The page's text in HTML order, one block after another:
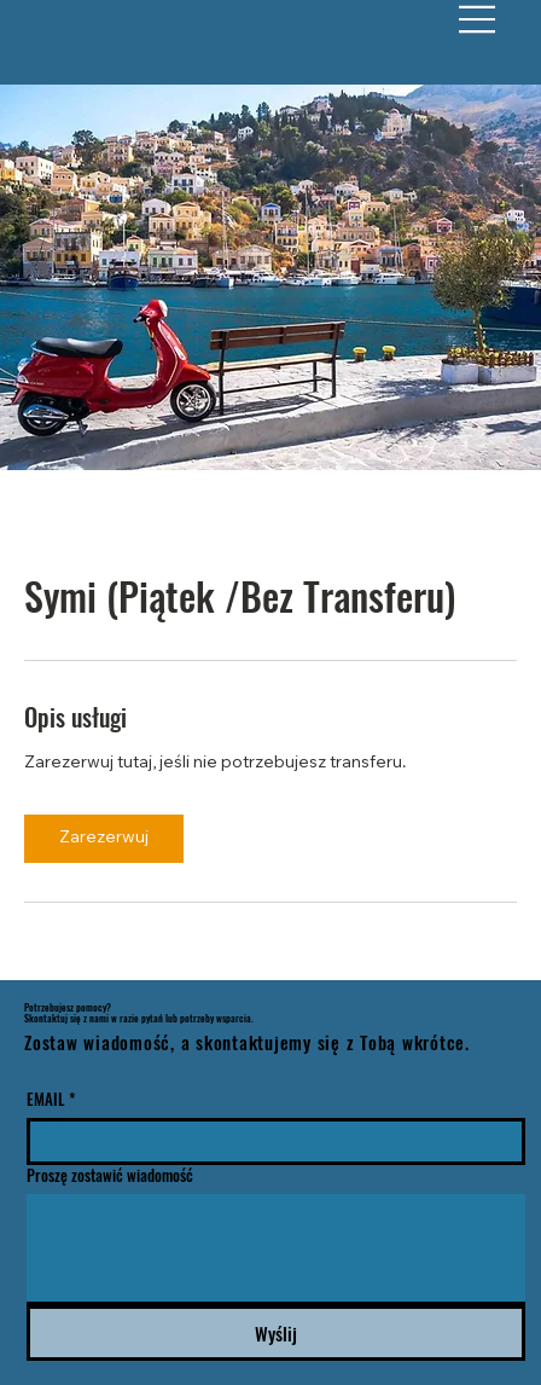
Symi (Piątek /Bez Transferu)
Opis usługi
Zarezerwuj tutaj, jeśli nie potrzebujesz transferu.
Zarezerwuj
Potrzebujesz pomocy?
Skontaktuj się z nami w razie pytań lub potrzeby wsparcia.
Zostaw wiadomość, a skontaktujemy się z Tobą wkrótce.
EMAIL *
Proszę zostawić wiadomość
Wyślij